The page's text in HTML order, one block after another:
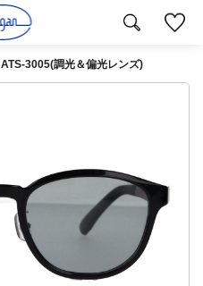
ATS-3005(調光＆偏光レンズ)